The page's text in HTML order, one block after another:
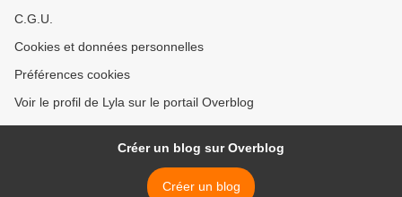
C.G.U.
Cookies et données personnelles
Préférences cookies
Voir le profil de Lyla sur le portail Overblog
Créer un blog sur Overblog
Créer un blog